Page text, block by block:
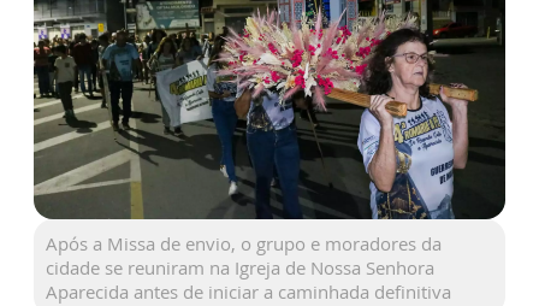
Após a Missa de envio, o grupo e moradores da
cidade se reuniram na Igreja de Nossa Senhora
Aparecida antes de iniciar a caminhada definitiva